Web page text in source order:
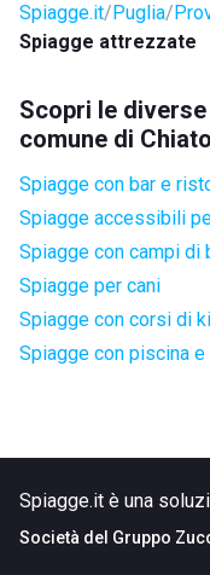
Spiagge.it Puglia
Spiagge attrezzate
Scopri le
comune di
Spiagge con bar e
Spiagge accessibili
Spiagge con campi di
Spiagge per cani
Spiagge con corsi di
Spiagge con piscina
Spiagge.it è una
Società del Gruppo